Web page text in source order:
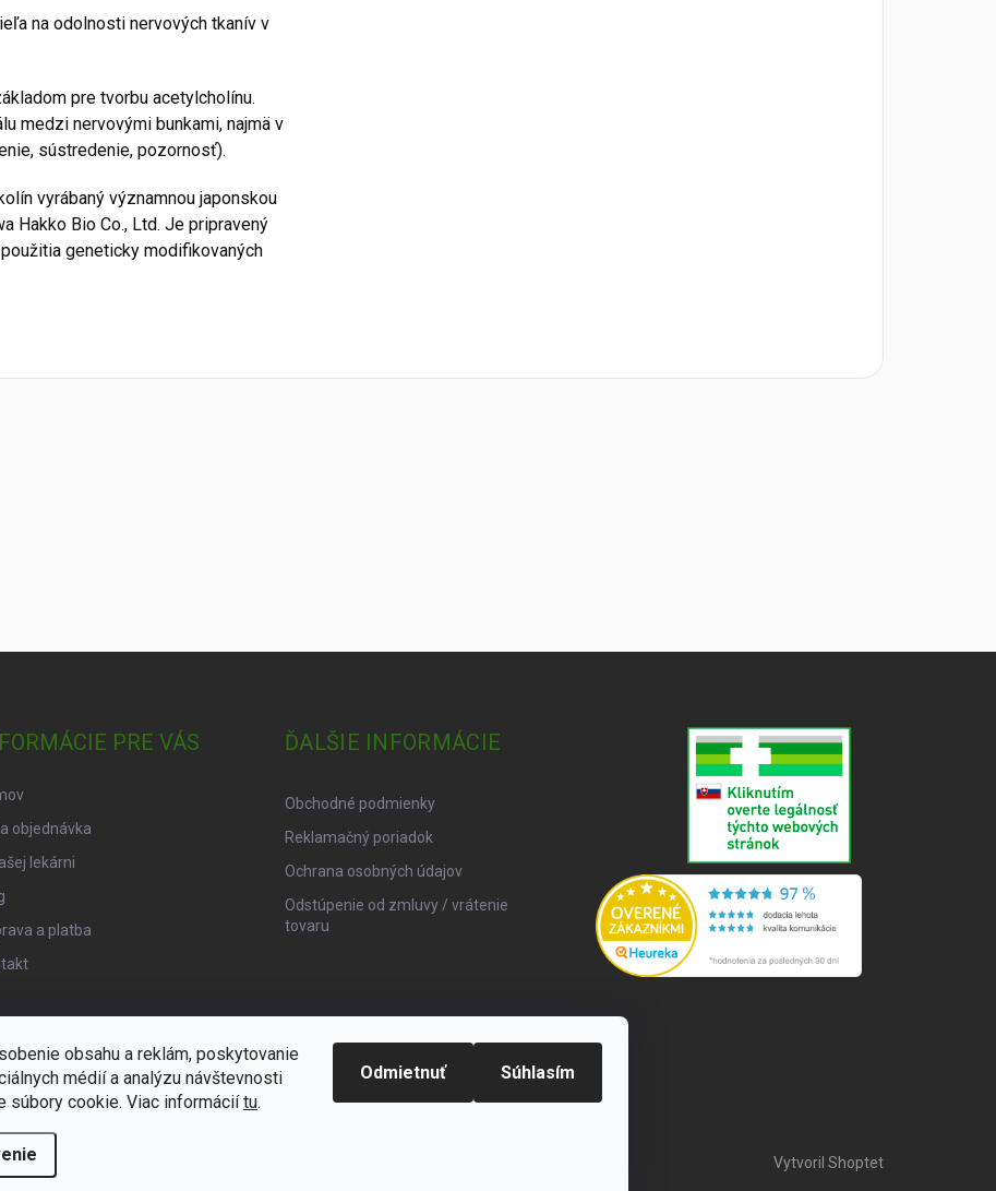
obsahu a reklám, poskytovanie
médií a analýzu návštevnosti
súbory cookie. Viac informáciítu.
Odmietnuť Súhlasím
na odolnosti nervových tkanív v
pre tvorbu acetylcholínu.
medzi nervovými bunkami, najmä v
sústredenie, pozornosť).
vyrábaný významnou japonskou
Hakko Bio Co., Ltd. Je pripravený
geneticky modifikovaných
PRE VÁS
objednávka
lekárni
a platba
ĎALŠIE INFORMÁCIE
Obchodné podmienky
Reklamačný poriadok
Ochrana osobných údajov
Odstúpenie od zmluvy / vrátenie
tovaru
Vytvoril Shoptet
Upraviť nastavenie cookies